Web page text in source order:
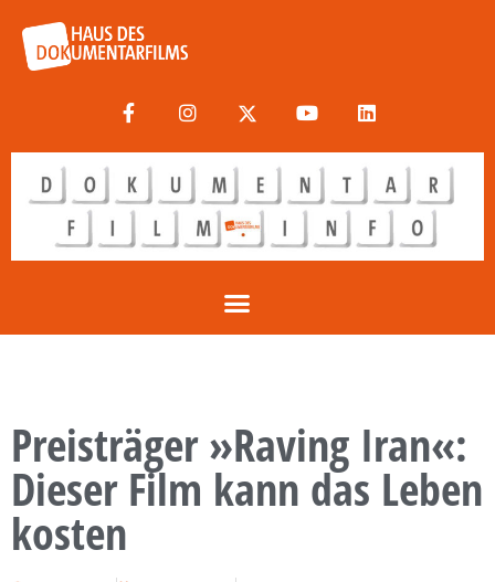
Preisträger »Raving Iran«:
Dieser Film kann das Leben
kosten